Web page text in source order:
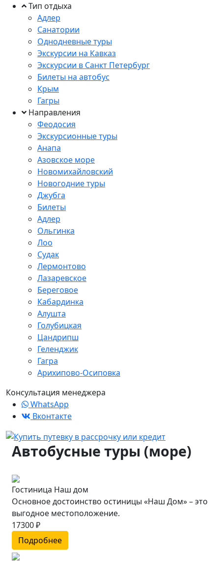
Тип отдыха
Адлер
Санатории
Однодневные туры
Экскурсии на Кавказ
Экскурсии в Санкт Петербург
Билеты на автобус
Крым
Гагры
Направления
Феодосия
Экскурсионные туры
Анапа
Азовское море
Новомихайловский
Новогодние туры
Джубга
Билеты
Адлер
Ольгинка
Лоо
Судак
Лермонтово
Лазаревское
Береговое
Кабардинка
Алушта
Голубицкая
Цандрипш
Геленджик
Гагра
Арихипово-Осиповка
Консультация менеджера
WhatsApp
Вконтакте
Автобусные туры (море)
Гостиница Наш дом
Основное достоинство остиницы «Наш Дом» – это
выгодное местоположение.
17300 ₽
Подробнее